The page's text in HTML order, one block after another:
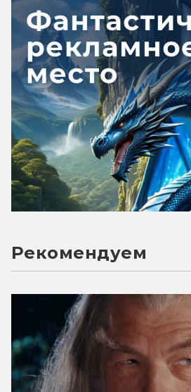
Рекомендуем